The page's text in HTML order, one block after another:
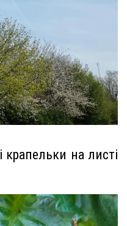
крапельки на листі